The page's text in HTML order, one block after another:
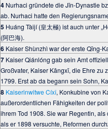
4 Nurhaci gründete die Jīn-Dynastie
ab. Nurhaci hatte den
5 Huáng Tàijí (皇太極) ist auch unter
(阿巴海).
6 Kaiser Shùnzhì war der erste Qīng-
7 Kaiser Qiánlóng gab sein Amt
Großvater, Kaiser Kāngxī, die Ehre zu
1799. Erst ab da begann sein Sohn,
8 Kaiserinwitwe Cíxǐ, Konkubine von
außerordentlichen Fähigkeiten der
ihrem Tod 1908. Sie war Regentin,
als er 1898 versuchte, Reformen